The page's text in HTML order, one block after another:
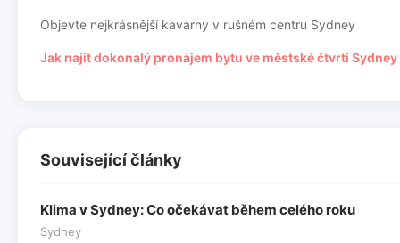
Objevte nejkrásnější kavárny v rušném centru Sydney
Jak najít dokonalý pronájem bytu ve městské čtvrti Sydney
Související články
Klima v Sydney: Co očekávat během celého roku
Sydney